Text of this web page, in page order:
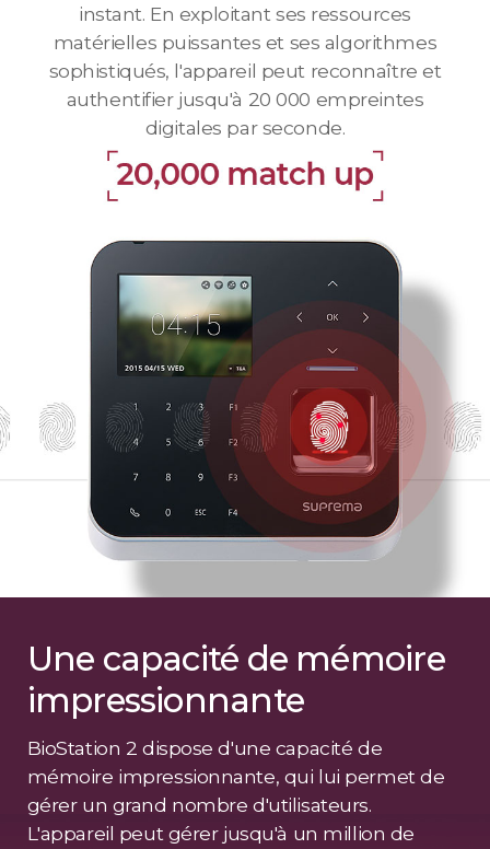
instant. En exploitant ses ressources
matérielles puissantes et ses algorithmes
sophistiqués, l'appareil peut reconnaître et
authentifier jusqu'à 20 000 empreintes
digitales par seconde.
Une capacité de mémoire
impressionnante
BioStation 2 dispose d'une capacité de
mémoire impressionnante, qui lui permet de
gérer un grand nombre d'utilisateurs.
L'appareil peut gérer jusqu'à un million de